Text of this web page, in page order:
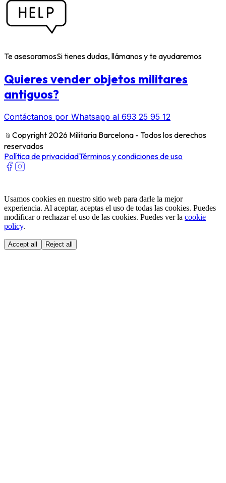
Te asesoramosSi tienes dudas, llámanos y te ayudaremos
Quieres vender objetos militares
antiguos?
Contáctanos por Whatsapp al 693 25 95 12
﹫ Copyright 2026 Militaria Barcelona - Todos los derechos
reservados
Política de privacidadTérminos y condiciones de uso
Usamos cookies en nuestro sitio web para darle la mejor
experiencia. Al aceptar, aceptas el uso de todas las cookies. Puedes
modificar o rechazar el uso de las cookies. Puedes ver la cookie
policy.
Accept all Reject all